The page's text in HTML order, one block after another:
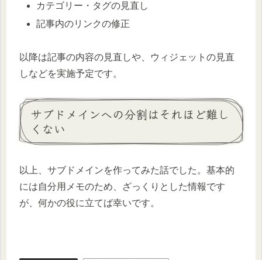
カテゴリー・タグの見直し
記事内のリンクの修正
以降は記事の内容の見直しや、ウィジェットの見直
しなどを実施予定です。
サブドメインへの分割はそれほど難し
くない
以上、サブドメインを作ってみた話でした。基本的
には自分用メモのため、ざっくりとした情報です
が、何かの役に立てば幸いです。